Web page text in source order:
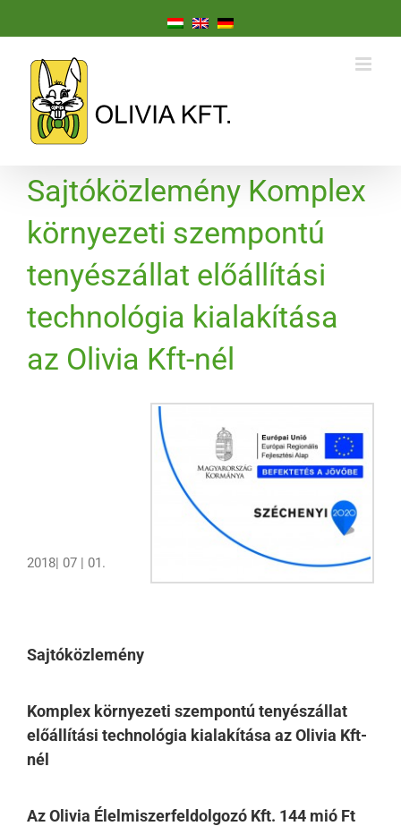
Sajtóközlemény Komplex
környezeti szempontú
tenyészállat előállítási
technológia kialakítása
az Olivia Kft-nél
2018| 07 | 01.
Sajtóközlemény
Komplex környezeti szempontú tenyészállat
előállítási technológia kialakítása az Olivia Kft-
nél
Az Olivia Élelmiszerfeldolgozó Kft. 144 mió Ft